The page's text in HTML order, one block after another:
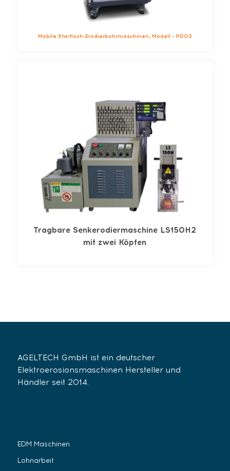
Mobile Startloch-Erodierbohrmaschinen, Modell – PD02
Tragbare Senkerodiermaschine LS150H2
mit zwei Köpfen
AGELTECH GmbH ist ein deutscher
Elektroerosionsmaschinen Hersteller und
Händler seit 2014.
EDM Maschinen
Lohnarbeit